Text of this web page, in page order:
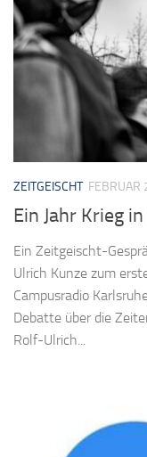
ZEITGEISCHT FEBRUAR
Ein Jahr Krieg
Ein Zeitgeischt-
Ulrich Kunze zum
Campusradio
Debatte über die
Rolf-Ulrich...